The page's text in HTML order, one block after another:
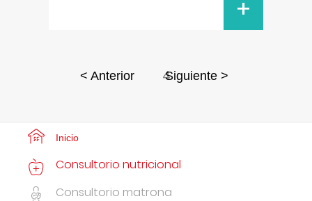
+
< Anterior 4
Siguiente >
Inicio
Consultorio nutricional
Consultorio matrona